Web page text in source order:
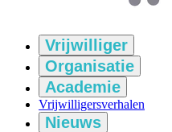
Vrijwilliger
Organisatie
Academie
Vrijwilligersverhalen
Nieuws